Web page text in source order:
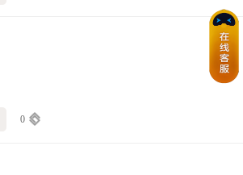
0